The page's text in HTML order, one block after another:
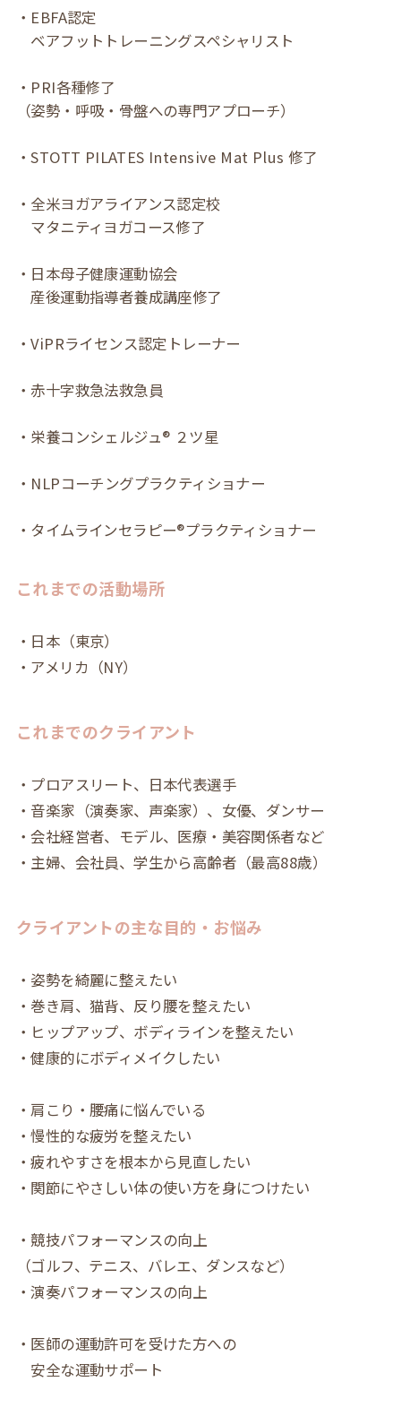
・EBFA認定
ベアフットトレーニングスペシャリスト
・PRI各種修了
（姿勢・呼吸・骨盤への専門アプローチ）
・STOTT PILATES Intensive Mat Plus 修了
・全米ヨガアライアンス認定校
マタニティヨガコース修了
・日本母子健康運動協会
産後運動指導者養成講座修了
・ViPRライセンス認定トレーナー
・赤十字救急法救急員
・栄養コンシェルジュ® ２ツ星
・NLPコーチングプラクティショナー
・タイムラインセラピー®プラクティショナー
これまでの活動場所
・日本（東京）
・アメリカ（NY）
これまでのクライアント
・プロアスリート、日本代表選手
・音楽家（演奏家、声楽家）、女優、ダンサー
・会社経営者、モデル、医療・美容関係者など
・主婦、会社員、学生から高齢者（最高88歳）
クライアントの主な目的・お悩み
・姿勢を綺麗に整えたい
・巻き肩、猫背、反り腰を整えたい
・ヒップアップ、ボディラインを整えたい
・健康的にボディメイクしたい
・肩こり・腰痛に悩んでいる
・慢性的な疲労を整えたい
・疲れやすさを根本から見直したい
・関節にやさしい体の使い方を身につけたい
・競技パフォーマンスの向上
（ゴルフ、テニス、バレエ、ダンスなど）
・演奏パフォーマンスの向上
・医師の運動許可を受けた方への
安全な運動サポート